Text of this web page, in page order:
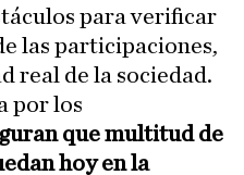
para verificar
las participaciones,
real de la sociedad.
por los
que multitud de
hoy en la